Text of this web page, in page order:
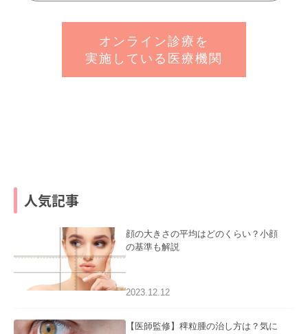
オンライン診療を
実施している医療機関
人気記事
顔の大きさの平均はどのくらい？小顔
の基準も解説
2023.12.12
【医師監修】稗粒腫の治し方は？気に